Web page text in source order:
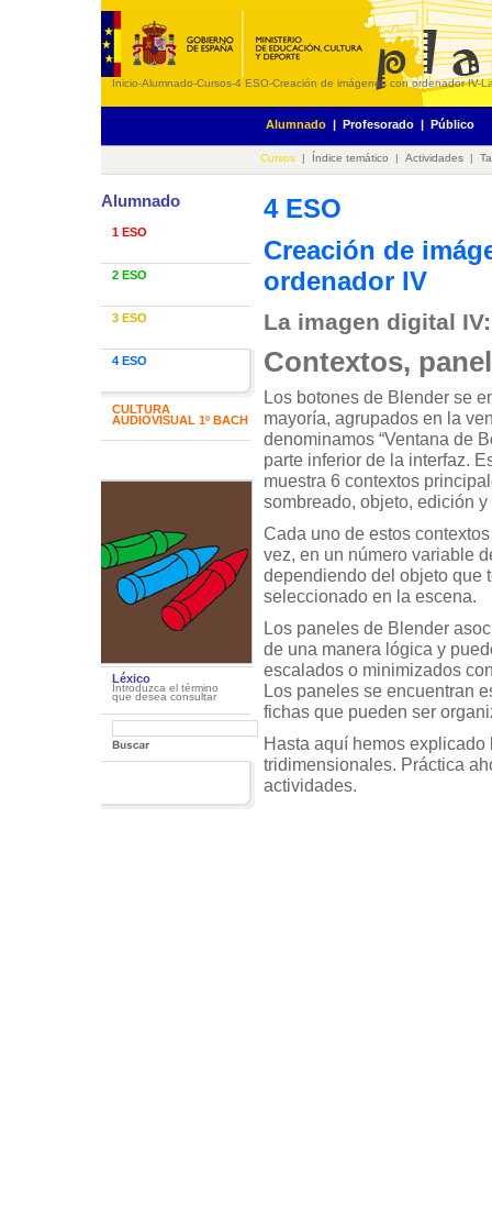
Inicio-Alumnado-Cursos-4 ESO-Creación de imágenes con ordenador IV-
Alumnado | Profesorado | Público
Cursos | Índice temático | Actividades |
Alumnado
1 ESO
2 ESO
3 ESO
4 ESO
CULTURA
AUDIOVISUAL 1º BACH
Léxico
Introduzca el término
que desea consultar
4 ESO
Creación de
ordenador IV
La imagen digital
Contextos,
Los botones de Blender se
mayoría, agrupados en la
denominamos “Ventana de
parte inferior de la interfaz.
muestra 6 contextos
sombreado, objeto, edición y
Cada uno de estos
vez, en un número variable
dependiendo del objeto que
seleccionado en la escena.
Los paneles de Blender
de una manera lógica y
escalados o minimizados
Los paneles se encuentran
fichas que pueden ser
Hasta aquí hemos
tridimensionales. Práctica
actividades.